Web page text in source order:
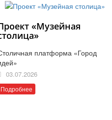
«Музейная
платформа «Город
03.07.2026
Подробнее